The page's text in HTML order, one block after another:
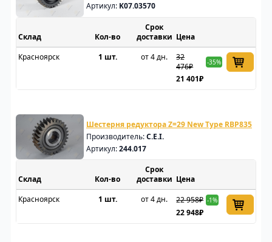
Артикул: K07.03570
Склад
Срок
доставки Цена
Красноярск
1 шт. от 4 дн.
32
476₽
-35%
21 401₽
Шестерня редуктора Z=29 New Type RBP835
Производитель:C.E.I.
Артикул:244.017
Склад
Срок
доставки Цена
Красноярск
1 шт. от 4 дн. 22 958₽ -1%
22 948₽